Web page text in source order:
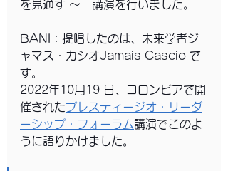
を見通す 〜　講演を行いました。
BANI：提唱したのは、未来学者ジ
ャマス・カシオJamais Cascio で
す。
2022年10月19 日、コロンビアで開
催されたプレスティージオ・リーダ
ーシップ・フォーラム講演でこのよ
うに語りかけました。